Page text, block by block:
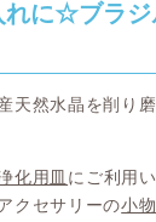
れに☆ブラジ
天然水晶を削り
化用皿 にご利用
クセサリーの小